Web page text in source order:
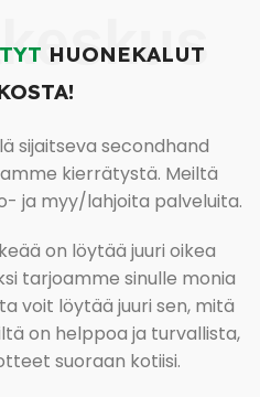
HUONEKALUT
sijaitseva secondhand
kierrätystä. Meiltä
ja myy/lahjoita palveluita.
on löytää juuri oikea
tarjoamme sinulle monia
voit löytää juuri sen, mitä
on helppoa ja turvallista,
suoraan kotiisi.